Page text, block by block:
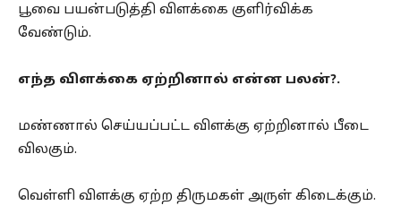
பூவை பயன்படுத்தி விளக்கை குளிர்விக்க
வேண்டும்.
எந்த விளக்கை ஏற்றினால் என்ன பலன்?.
மண்ணால் செய்யப்பட்ட விளக்கு ஏற்றினால் பீடை
விலகும்.
வெள்ளி விளக்கு ஏற்ற திருமகள் அருள் கிடைக்கும்.